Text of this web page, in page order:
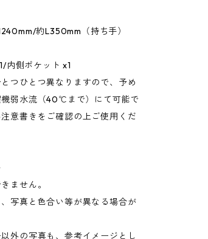
約L350mm（持ち手）
内側ポケット x1
つひとつ異なりますので、予め
機弱水流（40℃まで）にて可能で
意書きをご確認の上ご使用くだ
ません。
写真と色合い等が異なる場合が
外の写真も、参考イメージとし